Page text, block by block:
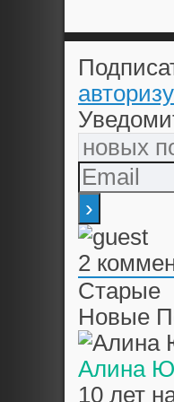
2
Старые
Новые
Алина
10 лет